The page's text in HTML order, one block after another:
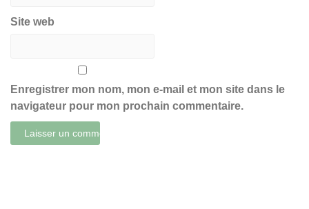
Site web
Enregistrer mon nom, mon e-mail et mon site dans le
navigateur pour mon prochain commentaire.